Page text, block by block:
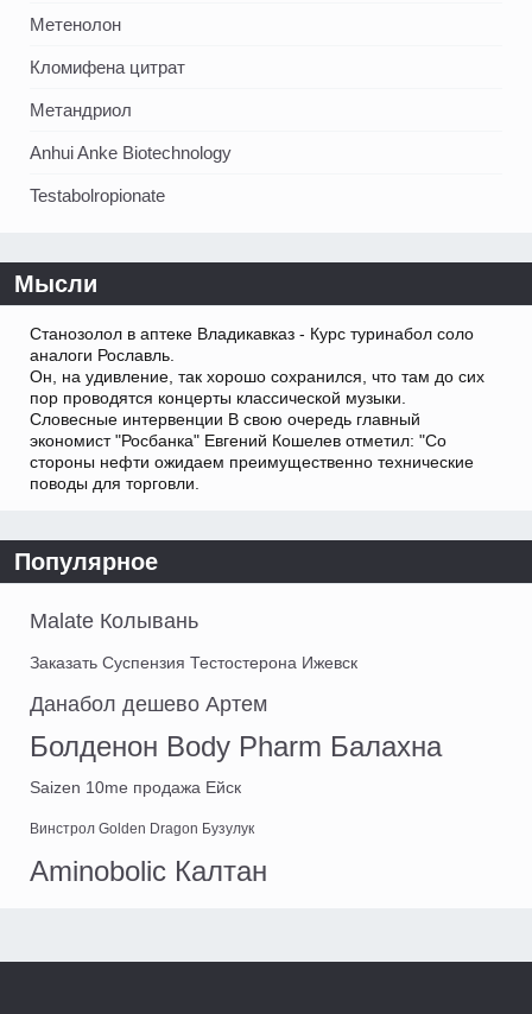
Метенолон
Кломифена цитрат
Метандриол
Anhui Anke Biotechnology
Testabolropionate
Мысли
Станозолол в аптеке Владикавказ - Курс туринабол соло
аналоги Рославль.
Он, на удивление, так хорошо сохранился, что там до сих
пор проводятся концерты классической музыки.
Словесные интервенции В свою очередь главный
экономист "Росбанка" Евгений Кошелев отметил: "Со
стороны нефти ожидаем преимущественно технические
поводы для торговли.
Популярное
Malate Колывань
Заказать Суспензия Тестостерона Ижевск
Данабол дешево Артем
Болденон Body Pharm Балахна
Saizen 10me продажа Ейск
Винстрол Golden Dragon Бузулук
Aminobolic Калтан